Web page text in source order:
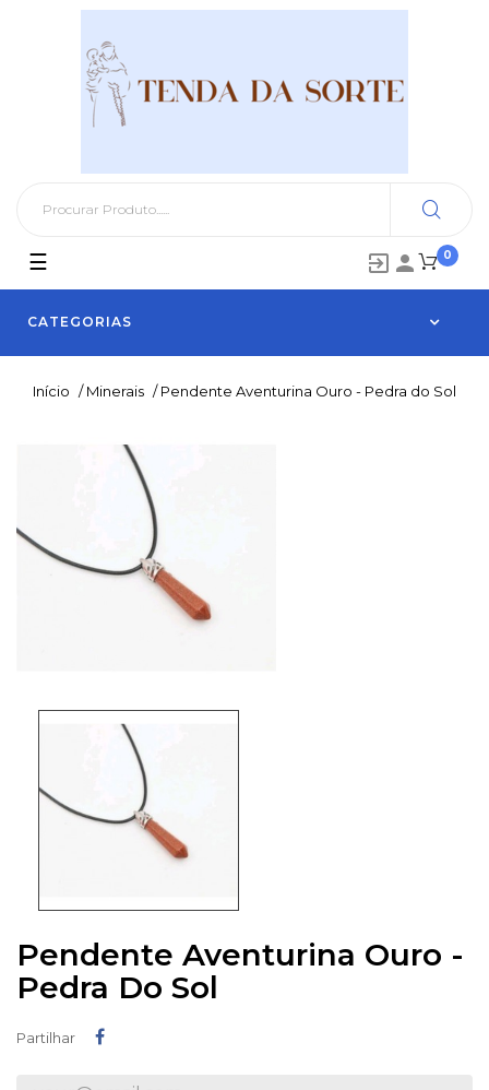
0
 
CATEGORIAS
Toggle
navigation
☰
Início / Minerais / Pendente Aventurina Ouro - Pedra do Sol
Pendente Aventurina Ouro -
Pedra Do Sol
Partilhar